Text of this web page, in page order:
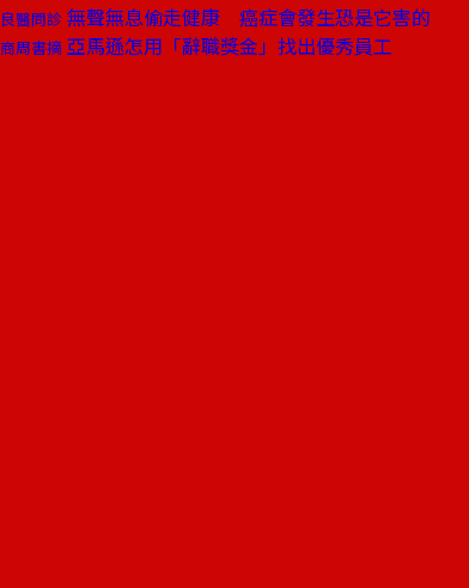
良醫問診 無聲無息偷走健康 癌症會發生恐是它害的
商周書摘 亞馬遜怎用「辭職獎金」找出優秀員工